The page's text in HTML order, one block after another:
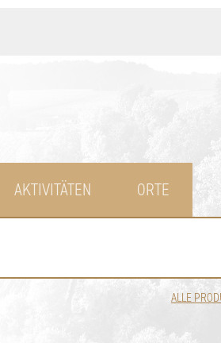
AKTIVITÄTEN ORTE
ALLE